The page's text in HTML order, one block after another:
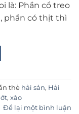
là: Phần cổ treo
phần có thịt thì
thẻ hải sản, Hải
, xào
Để lại một bình luận